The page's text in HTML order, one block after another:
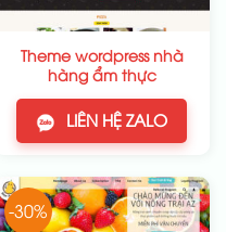
Theme wordpress nhà
hàng ẩm thực
LIÊN HỆ ZALO
-30%